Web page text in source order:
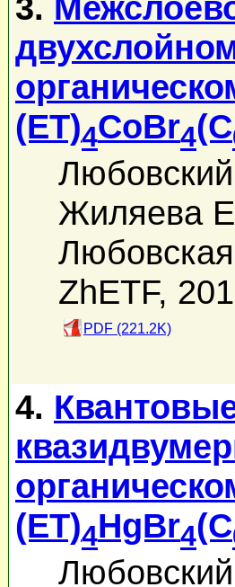
(ET)4CoBr4(C
Жиляева
ZhETF,
PDF (221.2K)
4.
(ET)4HgBr4(C